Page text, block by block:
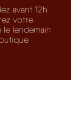
avant 12h
votre
le lendemain